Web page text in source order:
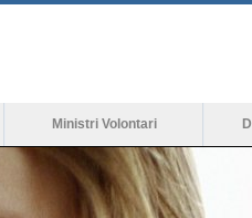
Ministri Volontari